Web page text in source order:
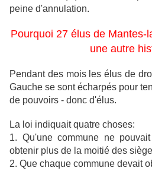
peine d'annulation.
Pourquoi 27 élus de Mantes-
une autre
Pendant des mois les élus de
Gauche se sont écharpés pour
de pouvoirs - donc d'élus.
La loi indiquait quatre choses:
1. Qu'une commune ne
obtenir plus de la moitié des
2. Que chaque commune devait